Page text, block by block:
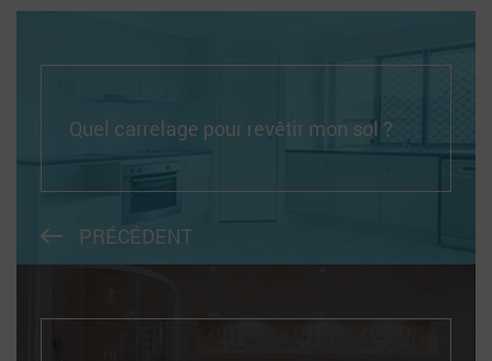
Quel carrelage pour revêtir mon sol ?
PRÉCÉDENT